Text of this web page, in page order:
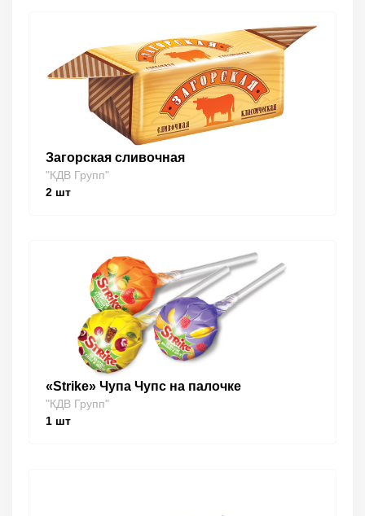
Загорская сливочная
"КДВ Групп"
2 шт
«Strike» Чупа Чупс на палочке
"КДВ Групп"
1 шт